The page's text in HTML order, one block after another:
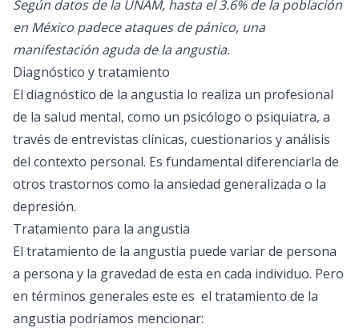
Según datos de la UNAM, hasta el 3.6% de la población
en México padece ataques de pánico, una
manifestación aguda de la angustia.
Diagnóstico y tratamiento
El diagnóstico de la angustia lo realiza un profesional
de la salud mental, como un psicólogo o psiquiatra, a
través de entrevistas clínicas, cuestionarios y análisis
del contexto personal. Es fundamental diferenciarla de
otros trastornos como la ansiedad generalizada o la
depresión.
Tratamiento para la angustia
El tratamiento de la angustia puede variar de persona
a persona y la gravedad de esta en cada individuo. Pero
en términos generales este es el tratamiento de la
angustia podríamos mencionar: